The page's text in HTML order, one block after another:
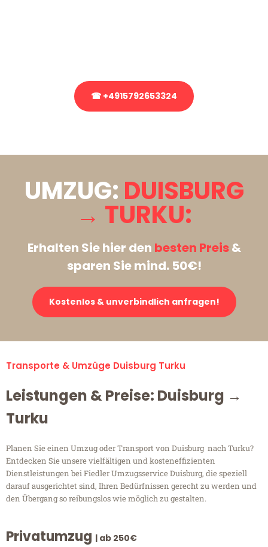
☎ +4915792653324
UMZUG: DUISBURG
→ TURKU:
Erhalten Sie hier den besten Preis&
sparen Sie mind. 50€!
Kostenlos & unverbindlich anfragen!
Transporte & Umzüge Duisburg Turku
Leistungen & Preise: Duisburg →
Turku
Planen Sie einen Umzug oder Transport von Duisburg nach Turku?
Entdecken Sie unsere vielfältigen und kosteneffizienten
Dienstleistungen bei Fiedler Umzugsservice Duisburg, die speziell
darauf ausgerichtet sind, Ihren Bedürfnissen gerecht zu werden und
den Übergang so reibungslos wie möglich zu gestalten.
Privatumzug | ab 250€